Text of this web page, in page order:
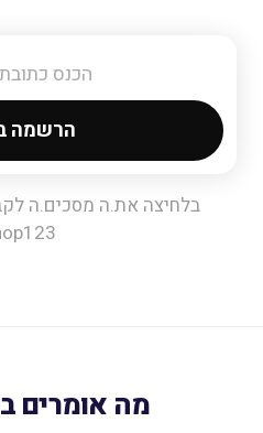
הרשמה
בלחיצה את.ה מסכים.ה
מה אומרים